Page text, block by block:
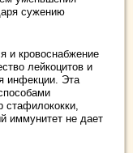
сужению
и кровоснабжение
лейкоцитов и
инфекции. Эта
стафилококки,
иммунитет не дает